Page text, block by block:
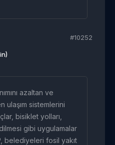
#10252
azaltan ve
ulaşım sistemlerini
bisiklet yolları,
gibi uygulamalar
belediyeleri fosil yakıt